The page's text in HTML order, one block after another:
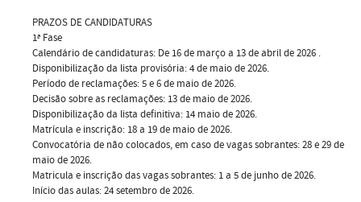
PRAZOS DE CANDIDATURAS
1ª Fase
Calendário de candidaturas: De 16 de março a 13 de abril de 2026 .
Disponibilização da lista provisória: 4 de maio de 2026.
Período de reclamações: 5 e 6 de maio de 2026.
Decisão sobre as reclamações: 13 de maio de 2026.
Disponibilização da lista definitiva: 14 maio de 2026.
Matrícula e inscrição: 18 a 19 de maio de 2026.
Convocatória de não colocados, em caso de vagas sobrantes: 28 e 29 de
maio de 2026.
Matricula e inscrição das vagas sobrantes: 1 a 5 de junho de 2026.
Início das aulas: 24 setembro de 2026.